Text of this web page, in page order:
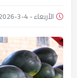
الأربعاء - 4-3-2026 - 11:30 AM